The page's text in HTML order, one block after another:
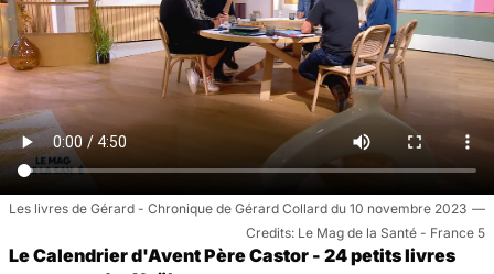
Les livres de Gérard - Chronique de Gérard Collard du 10 novembre 2023
Le Mag de la Santé - France 5
Le Calendrier d'Avent Père Castor - 24 petits livres